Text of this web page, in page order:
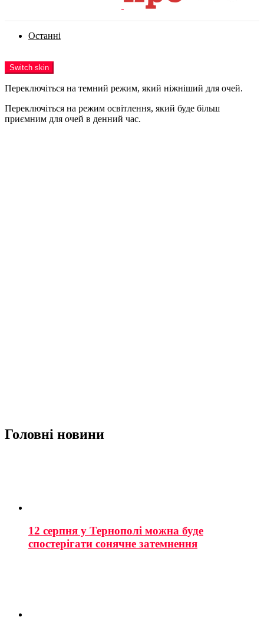
Останні
Switch skin
Переключіться на темний режим, який ніжніший для очей.
Переключіться на режим освітлення, який буде більш
приємним для очей в денний час.
Головні новини
12 серпня у Тернополі можна буде
спостерігати сонячне затемнення